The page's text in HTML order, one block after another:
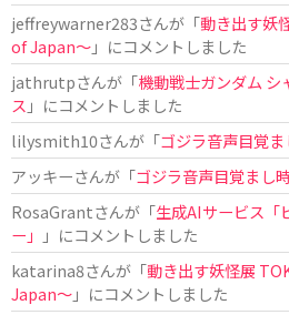
jeffreywarner283さんが「動き出す妖
of Japan〜」にコメントしました
jathrutpさんが「機動戦士ガンダム シ
ス 」にコメントしました
lilysmith10さんが「ゴジラ音声目覚
アッキーさんが「ゴジラ音声目覚まし
RosaGrantさんが「生成AIサービス「
ー」
」にコメントしました
katarina8さんが「動き出す妖怪展
Japan〜」にコメントしました